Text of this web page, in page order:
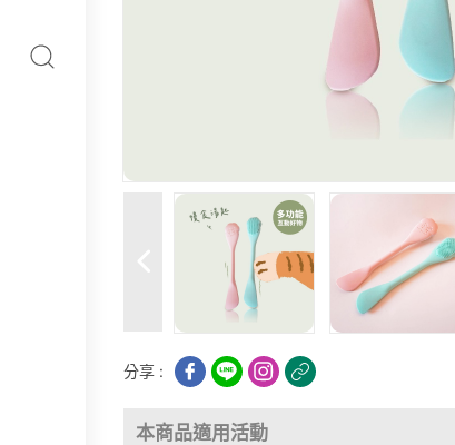
分享 :
本商品適用活動